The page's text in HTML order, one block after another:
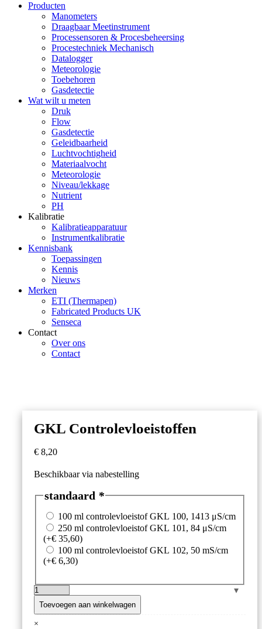
Producten
Manometers
Draagbaar Meetinstrument
Processensoren & Procesbeheersing
Procestechniek Mechanisch
Datalogger
Meteorologie
Toebehoren
Gasdetectie
Wat wilt u meten
Druk
Flow
Gasdetectie
Geleidbaarheid
Luchtvochtigheid
Materiaalvocht
Meteorologie
Niveau/lekkage
Nutrient
PH
Kalibratie
Kalibratieapparatuur
Instrumentkalibratie
Kennisbank
Toepassingen
Kennis
Nieuws
Merken
ETI (Thermapen)
Fabricated Products UK
Senseca
Contact
Over ons
Contact
GKL Controlevloeistoffen
€ 8,20
Beschikbaar via nabestelling
standaard *
100 ml controlevloeistof GKL 100, 1413 μS/cm
250 ml controlevloeistof GKL 101, 84 μS/cm
(+€ 35,60)
100 ml controlevloeistof GKL 102, 50 mS/cm
(+€ 6,30)
GKL
Controlevloeistoffen
aantal
Toevoegen aan winkelwagen
×